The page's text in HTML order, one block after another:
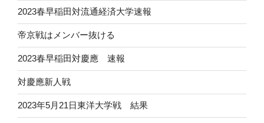
2023春早稲田対流通経済大学速報
帝京戦はメンバー抜ける
2023春早稲田対慶應 速報
対慶應新人戦
2023年5月21日東洋大学戦 結果